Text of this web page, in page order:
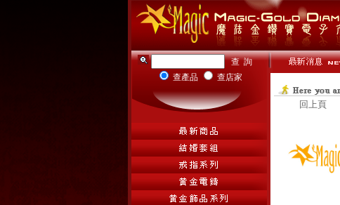
查產品 查店家
回上頁